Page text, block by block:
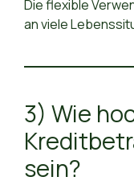
Die flexible
an viele
3) Wie
sein?